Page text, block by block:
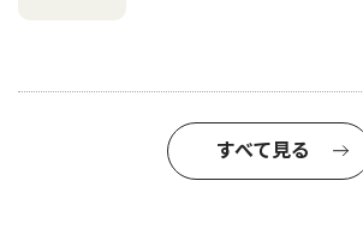
すべて見る